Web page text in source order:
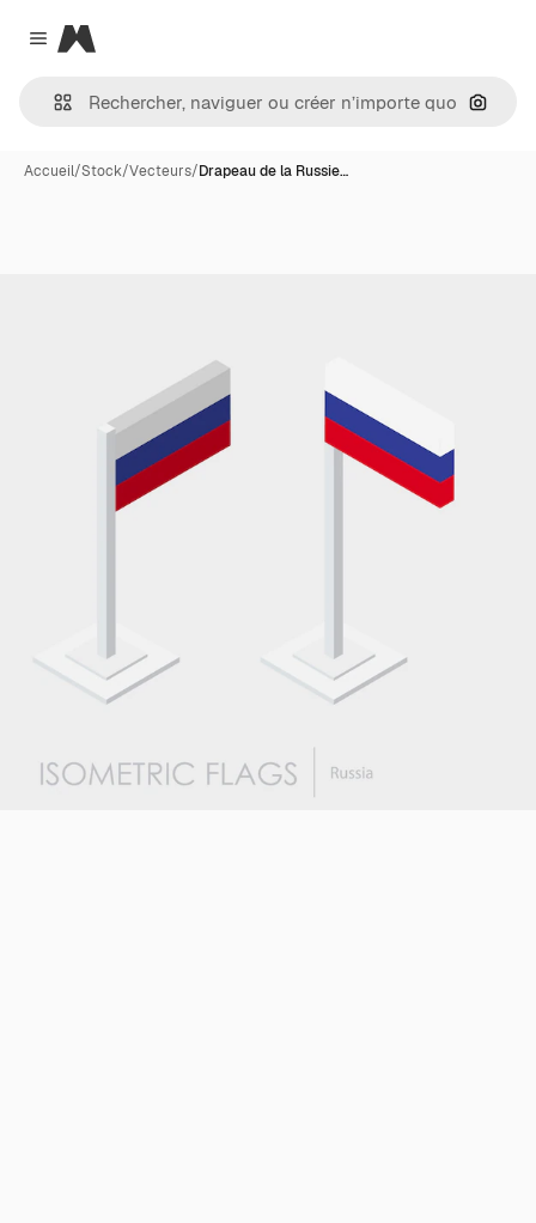
Close menu
Magnific
Accueil/Stock/Vecteurs/Drapeau de la Russie…